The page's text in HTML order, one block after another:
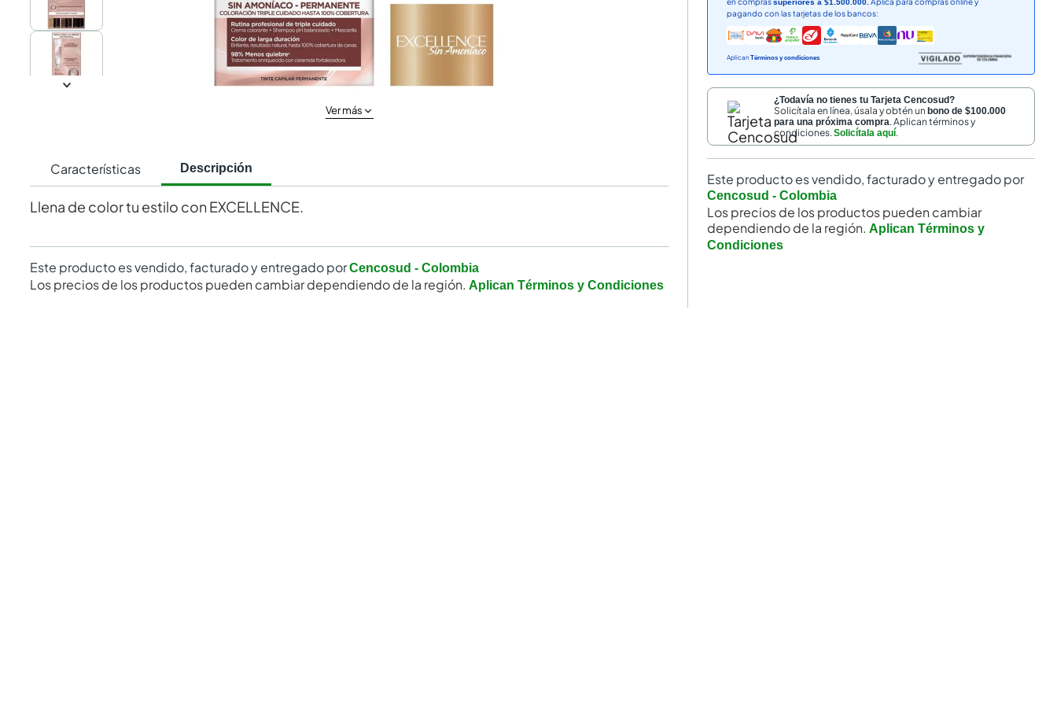
Ver más
Características Descripción
Llena de color tu estilo con EXCELLENCE.
Este producto es vendido, facturado y entregado porCencosud - Colombia
Los precios de los productos pueden cambiar dependiendo de la región. Aplican Términos y Condiciones
superiores a $1.500.000.
pagando con las tarjetas de los bancos:
Aplican Términos y condiciones
¿Todavía no tienes tu Tarjeta Cencosud?
Solicítala en línea, úsala y obtén unbono de $100.000
para una próxima compra. Aplican términos y
condiciones.Solicítala aquí.
Este producto es vendido, facturado y entregado por
Cencosud - Colombia
Los precios de los productos pueden cambiar
dependiendo de la región. Aplican Términos y
Condiciones